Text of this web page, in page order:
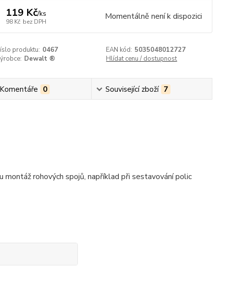
119 Kč/ks
98 Kč bez DPH Momentálně není k dispozici
produktu: 0467 EAN kód: 5035048012727
Dewalt ® Hlídat cenu / dostupnost
Komentáře 0 Související zboží 7
montáž rohových spojů, například při sestavování polic